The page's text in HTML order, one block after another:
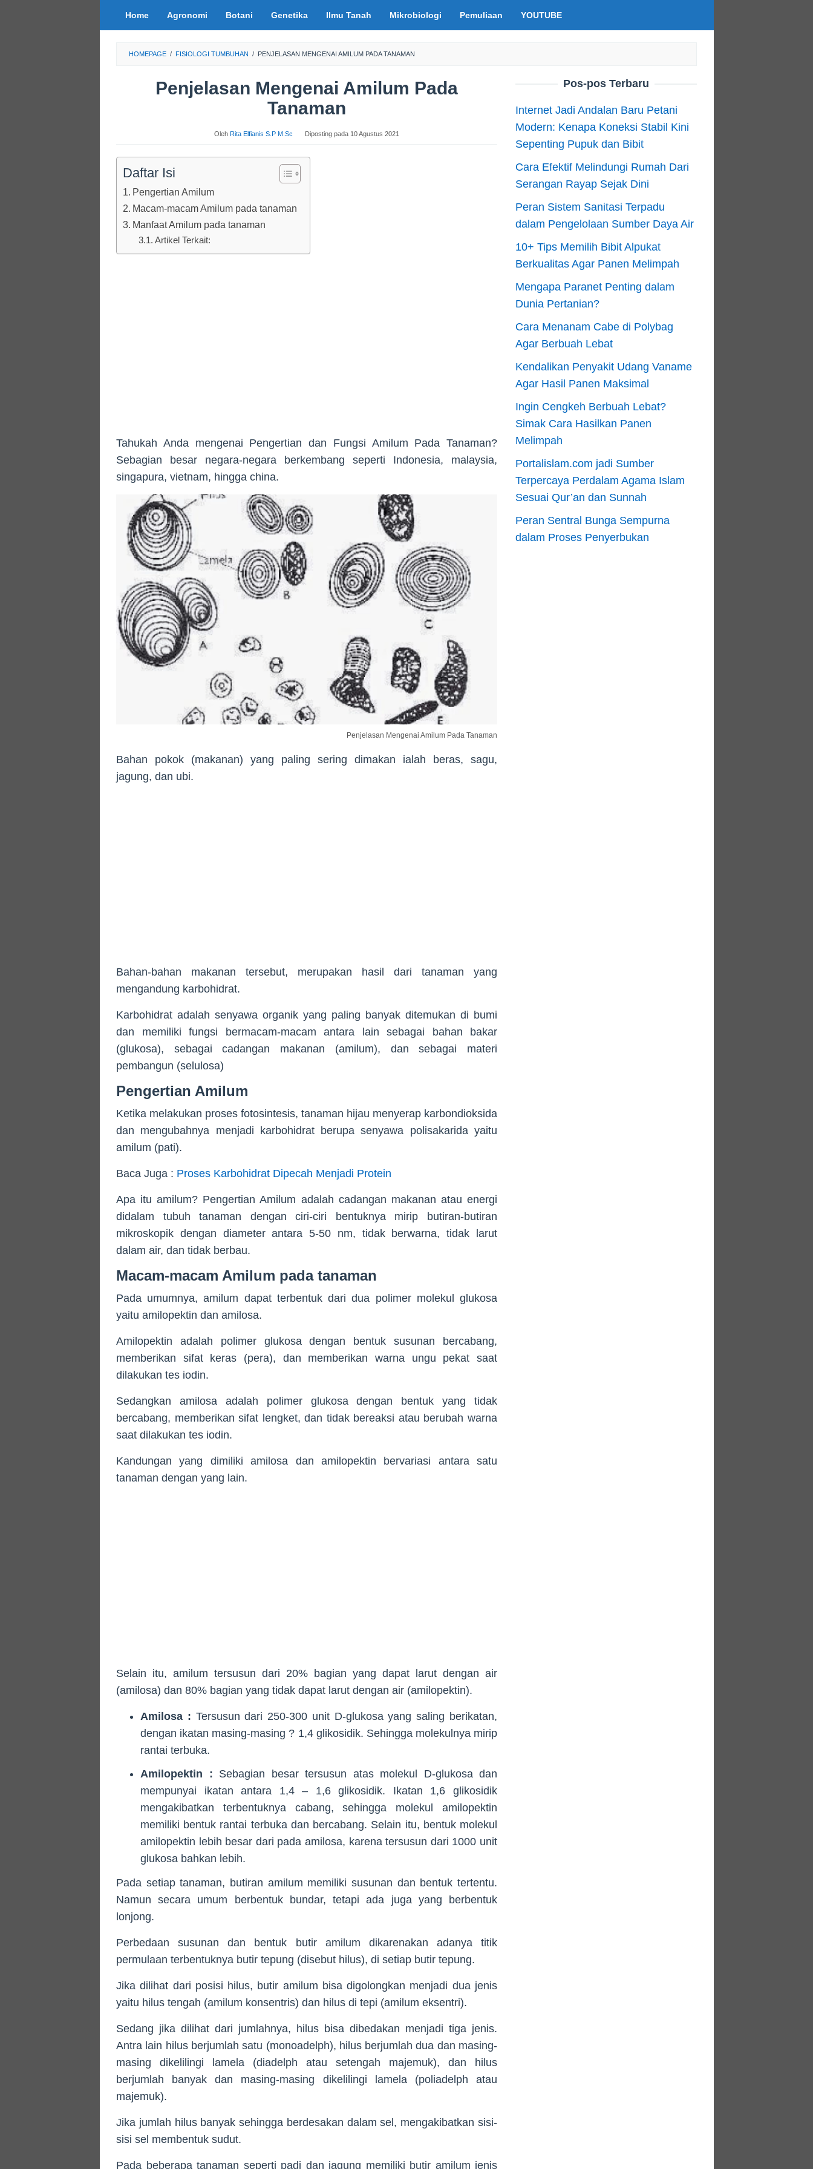
Home Agronomi Botani Genetika Ilmu Tanah Mikrobiologi Pemuliaan YOUTUBE
HOMEPAGE / FISIOLOGI TUMBUHAN / PENJELASAN MENGENAI AMILUM PADA TANAMAN
Penjelasan Mengenai Amilum Pada
Tanaman
Oleh Rita Elfianis S.P M.Sc Diposting pada 10 Agustus 2021
Daftar Isi
Pengertian Amilum
Macam-macam Amilum pada tanaman
Manfaat Amilum pada tanaman
Artikel Terkait:
Tahukah Anda mengenai Pengertian dan Fungsi Amilum Pada Tanaman?
Sebagian besar negara-negara berkembang seperti Indonesia, malaysia,
singapura, vietnam, hingga china.
Penjelasan Mengenai Amilum Pada Tanaman
Bahan pokok (makanan) yang paling sering dimakan ialah beras, sagu,
jagung, dan ubi.
Bahan-bahan makanan tersebut, merupakan hasil dari tanaman yang
mengandung karbohidrat.
Karbohidrat adalah senyawa organik yang paling banyak ditemukan di bumi
dan memiliki fungsi bermacam-macam antara lain sebagai bahan bakar
(glukosa), sebagai cadangan makanan (amilum), dan sebagai materi
pembangun (selulosa)
Pengertian Amilum
Ketika melakukan proses fotosintesis, tanaman hijau menyerap karbondioksida
dan mengubahnya menjadi karbohidrat berupa senyawa polisakarida yaitu
amilum (pati).
Baca Juga : Proses Karbohidrat Dipecah Menjadi Protein
Apa itu amilum? Pengertian Amilum adalah cadangan makanan atau energi
didalam tubuh tanaman dengan ciri-ciri bentuknya mirip butiran-butiran
mikroskopik dengan diameter antara 5-50 nm, tidak berwarna, tidak larut
dalam air, dan tidak berbau.
Macam-macam Amilum pada tanaman
Pada umumnya, amilum dapat terbentuk dari dua polimer molekul glukosa
yaitu amilopektin dan amilosa.
Amilopektin adalah polimer glukosa dengan bentuk susunan bercabang,
memberikan sifat keras (pera), dan memberikan warna ungu pekat saat
dilakukan tes iodin.
Sedangkan amilosa adalah polimer glukosa dengan bentuk yang tidak
bercabang, memberikan sifat lengket, dan tidak bereaksi atau berubah warna
saat dilakukan tes iodin.
Kandungan yang dimiliki amilosa dan amilopektin bervariasi antara satu
tanaman dengan yang lain.
Selain itu, amilum tersusun dari 20% bagian yang dapat larut dengan air
(amilosa) dan 80% bagian yang tidak dapat larut dengan air (amilopektin).
Amilosa : Tersusun dari 250-300 unit D-glukosa yang saling berikatan,
dengan ikatan masing-masing ? 1,4 glikosidik. Sehingga molekulnya mirip
rantai terbuka.
Amilopektin : Sebagian besar tersusun atas molekul D-glukosa dan
mempunyai ikatan antara 1,4 – 1,6 glikosidik. Ikatan 1,6 glikosidik
mengakibatkan terbentuknya cabang, sehingga molekul amilopektin
memiliki bentuk rantai terbuka dan bercabang. Selain itu, bentuk molekul
amilopektin lebih besar dari pada amilosa, karena tersusun dari 1000 unit
glukosa bahkan lebih.
Pada setiap tanaman, butiran amilum memiliki susunan dan bentuk tertentu.
Namun secara umum berbentuk bundar, tetapi ada juga yang berbentuk
lonjong.
Perbedaan susunan dan bentuk butir amilum dikarenakan adanya titik
permulaan terbentuknya butir tepung (disebut hilus), di setiap butir tepung.
Jika dilihat dari posisi hilus, butir amilum bisa digolongkan menjadi dua jenis
yaitu hilus tengah (amilum konsentris) dan hilus di tepi (amilum eksentri).
Sedang jika dilihat dari jumlahnya, hilus bisa dibedakan menjadi tiga jenis.
Antra lain hilus berjumlah satu (monoadelph), hilus berjumlah dua dan masing-
masing dikelilingi lamela (diadelph atau setengah majemuk), dan hilus
berjumlah banyak dan masing-masing dikelilingi lamela (poliadelph atau
majemuk).
Jika jumlah hilus banyak sehingga berdesakan dalam sel, mengakibatkan sisi-
sisi sel membentuk sudut.
Pada beberapa tanaman seperti padi dan jagung memiliki butir amilum jenis
Pos-pos Terbaru
Internet Jadi Andalan Baru Petani
Modern: Kenapa Koneksi Stabil Kini
Sepenting Pupuk dan Bibit
Cara Efektif Melindungi Rumah Dari
Serangan Rayap Sejak Dini
Peran Sistem Sanitasi Terpadu
dalam Pengelolaan Sumber Daya Air
10+ Tips Memilih Bibit Alpukat
Berkualitas Agar Panen Melimpah
Mengapa Paranet Penting dalam
Dunia Pertanian?
Cara Menanam Cabe di Polybag
Agar Berbuah Lebat
Kendalikan Penyakit Udang Vaname
Agar Hasil Panen Maksimal
Ingin Cengkeh Berbuah Lebat?
Simak Cara Hasilkan Panen
Melimpah
Portalislam.com jadi Sumber
Terpercaya Perdalam Agama Islam
Sesuai Qur’an dan Sunnah
Peran Sentral Bunga Sempurna
dalam Proses Penyerbukan